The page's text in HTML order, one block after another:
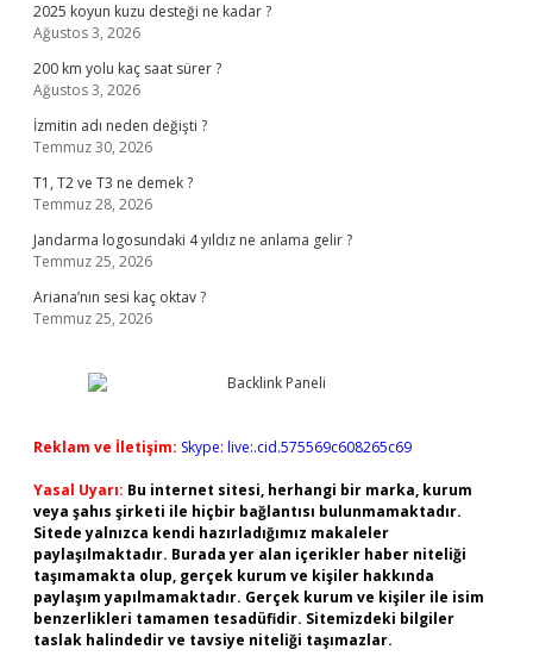
2025 koyun kuzu desteği ne kadar ?
Ağustos 3, 2026
200 km yolu kaç saat sürer ?
Ağustos 3, 2026
İzmitin adı neden değişti ?
Temmuz 30, 2026
T1, T2 ve T3 ne demek ?
Temmuz 28, 2026
Jandarma logosundaki 4 yıldız ne anlama gelir ?
Temmuz 25, 2026
Ariana’nın sesi kaç oktav ?
Temmuz 25, 2026
Reklam ve İletişim: Skype: live:.cid.575569c608265c69
Yasal Uyarı: Bu internet sitesi, herhangi bir marka, kurum
veya şahıs şirketi ile hiçbir bağlantısı bulunmamaktadır.
Sitede yalnızca kendi hazırladığımız makaleler
paylaşılmaktadır. Burada yer alan içerikler haber niteliği
taşımamakta olup, gerçek kurum ve kişiler hakkında
paylaşım yapılmamaktadır. Gerçek kurum ve kişiler ile isim
benzerlikleri tamamen tesadüfidir. Sitemizdeki bilgiler
taslak halindedir ve tavsiye niteliği taşımazlar.